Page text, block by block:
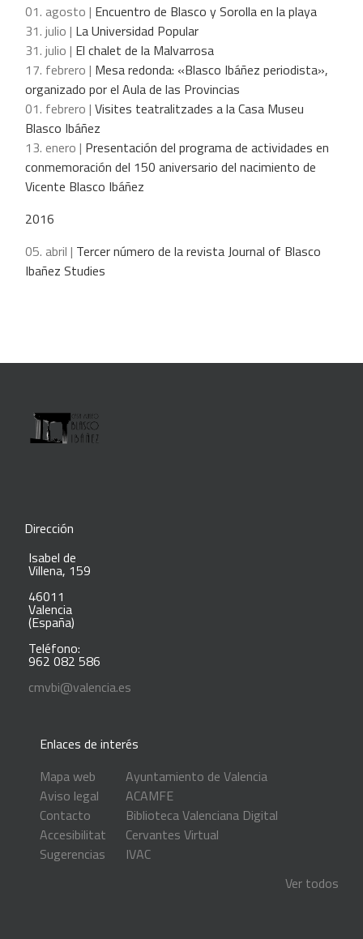
01. agosto | Encuentro de Blasco y Sorolla en la playa
31. julio | La Universidad Popular
31. julio | El chalet de la Malvarrosa
17. febrero | Mesa redonda: «Blasco Ibáñez periodista»,
organizado por el Aula de las Provincias
01. febrero | Visites teatralitzades a la Casa Museu
Blasco Ibáñez
13. enero | Presentación del programa de actividades en
conmemoración del 150 aniversario del nacimiento de
Vicente Blasco Ibáñez
2016
05. abril | Tercer número de la revista Journal of Blasco
Ibañez Studies
Dirección
Isabel de
Villena, 159
46011
Valencia
(España)
Teléfono:
962 082 586
cmvbi@valencia.es
Enlaces de interés
Mapa web
Aviso legal
Contacto
Accesibilitat
Sugerencias
Ayuntamiento de Valencia
ACAMFE
Biblioteca Valenciana Digital
Cervantes Virtual
IVAC
Ver todos